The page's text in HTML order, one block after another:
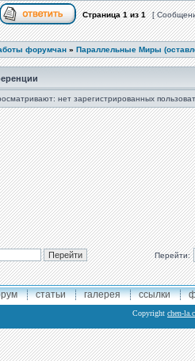
Страница1из1 [
форумчан » Параллельные Миры
нет зарегистрированных
Перейти:
статьи галерея ссылки
Copyright chen-